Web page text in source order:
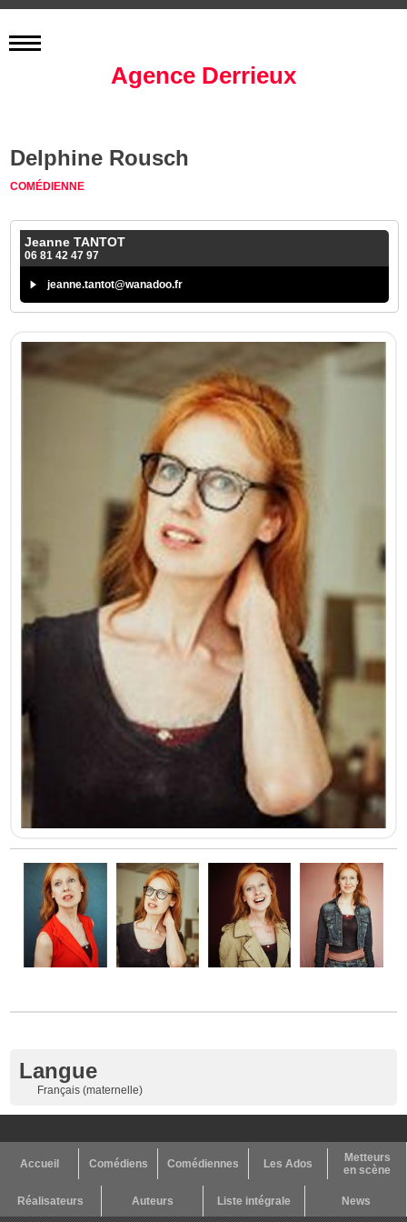
Agence Derrieux
Delphine Rousch
COMÉDIENNE
Jeanne TANTOT
06 81 42 47 97
jeanne.tantot@wanadoo.fr
Langue
Français (maternelle)
Accueil Comédiens Comédiennes Les Ados
Metteurs
en scène
Réalisateurs Auteurs Liste intégrale News